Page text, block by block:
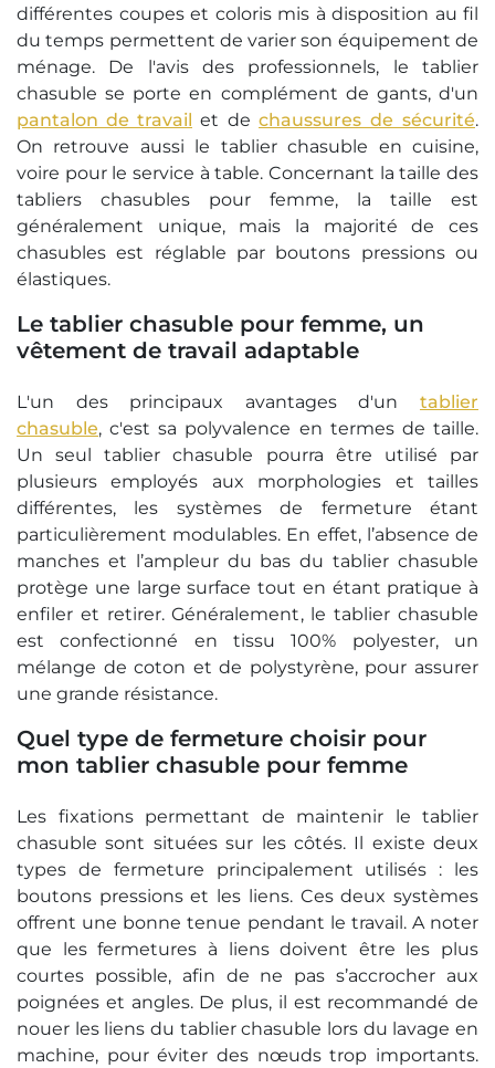
différentes coupes et coloris mis à disposition au fil
du temps permettent de varier son équipement de
ménage. De l'avis des professionnels, le tablier
chasuble se porte en complément de gants, d'un
pantalon de travail et de chaussures de sécurité.
On retrouve aussi le tablier chasuble en cuisine,
voire pour le service à table. Concernant la taille des
tabliers chasubles pour femme, la taille est
généralement unique, mais la majorité de ces
chasubles est réglable par boutons pressions ou
élastiques.
Le tablier chasuble pour femme, un
vêtement de travail adaptable
L'un des principaux avantages d'un tablier
chasuble, c'est sa polyvalence en termes de taille.
Un seul tablier chasuble pourra être utilisé par
plusieurs employés aux morphologies et tailles
différentes, les systèmes de fermeture étant
particulièrement modulables. En effet, l’absence de
manches et l’ampleur du bas du tablier chasuble
protège une large surface tout en étant pratique à
enfiler et retirer. Généralement, le tablier chasuble
est confectionné en tissu 100% polyester, un
mélange de coton et de polystyrène, pour assurer
une grande résistance.
Quel type de fermeture choisir pour
mon tablier chasuble pour femme
Les fixations permettant de maintenir le tablier
chasuble sont situées sur les côtés. Il existe deux
types de fermeture principalement utilisés : les
boutons pressions et les liens. Ces deux systèmes
offrent une bonne tenue pendant le travail. A noter
que les fermetures à liens doivent être les plus
courtes possible, afin de ne pas s’accrocher aux
poignées et angles. De plus, il est recommandé de
nouer les liens du tablier chasuble lors du lavage en
machine, pour éviter des nœuds trop importants.